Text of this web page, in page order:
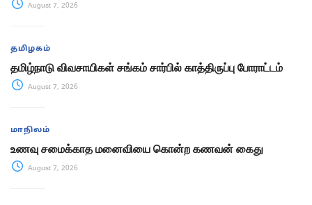
August 7, 2026
தமிழகம்
தமிழ்நாடு விவசாயிகள் சங்கம் சார்பில் காத்திருப்பு போராட்டம்
August 7, 2026
மாநிலம்
உணவு சமைக்காத மனைவியை கொன்ற கணவன் கைது
August 7, 2026